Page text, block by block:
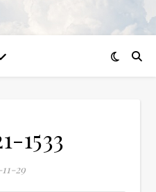
1533
29